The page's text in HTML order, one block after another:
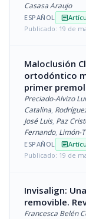
Casasa Araujo
ESPAÑOL article
Publicado: 19 de
Maloclusión
ortodóntico
primer
Preciado-Alvizo
Catalina,
José Luis, Paz
Fernando, Limón-
ESPAÑOL article
Publicado: 19 de
Invisalign:
removible.
Francesca Belén